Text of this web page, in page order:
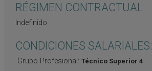
RÉGIMEN CONTRACTUAL:
Indefinido
CONDICIONES SALARIALES:
Grupo Profesional: Técnico Superior 4